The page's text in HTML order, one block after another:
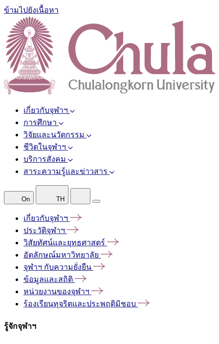
ข้ามไปยังเนื้อหา
เกี่ยวกับจุฬาฯ
การศึกษา
วิจัยและนวัตกรรม
ชีวิตในจุฬาฯ
บริการสังคม
สาระความรู้และข่าวสาร
On TH
เกี่ยวกับจุฬาฯ
ประวัติจุฬาฯ
วิสัยทัศน์และยุทธศาสตร์
อัตลักษณ์มหาวิทยาลัย
จุฬาฯ กับความยั่งยืน
ข้อมูลและสถิติ
หน่วยงานของจุฬาฯ
ร้องเรียนทุจริตและประพฤติมิชอบ
รู้จักจุฬาฯ